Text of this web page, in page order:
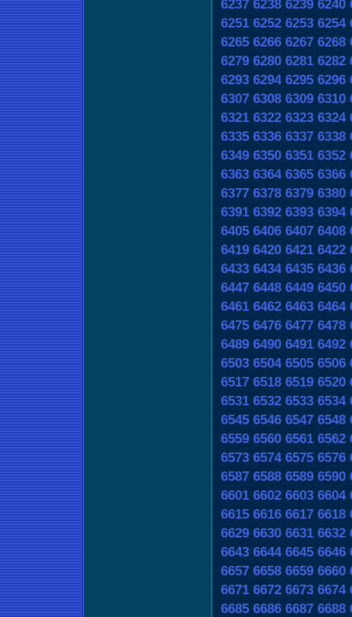
6237 6238 6239 6240
6251 6252 6253 6254
6265 6266 6267 6268
6279 6280 6281 6282
6293 6294 6295 6296
6307 6308 6309 6310
6321 6322 6323 6324
6335 6336 6337 6338
6349 6350 6351 6352
6363 6364 6365 6366
6377 6378 6379 6380
6391 6392 6393 6394
6405 6406 6407 6408
6419 6420 6421 6422
6433 6434 6435 6436
6447 6448 6449 6450
6461 6462 6463 6464
6475 6476 6477 6478
6489 6490 6491 6492
6503 6504 6505 6506
6517 6518 6519 6520
6531 6532 6533 6534
6545 6546 6547 6548
6559 6560 6561 6562
6573 6574 6575 6576
6587 6588 6589 6590
6601 6602 6603 6604
6615 6616 6617 6618
6629 6630 6631 6632
6643 6644 6645 6646
6657 6658 6659 6660
6671 6672 6673 6674
6685 6686 6687 6688